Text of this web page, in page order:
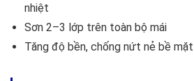
nhiệt
Sơn 2–3 lớp trên toàn bộ mái
Tăng độ bền, chống nứt nẻ bề